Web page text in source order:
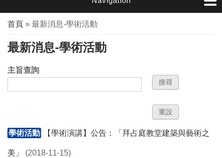
您在這裡
首頁 » 最新消息-學術活動
最新消息-學術活動
主旨查詢
學術活動 【學術演講】公告：「拜占庭教堂建築與藝術之
美」 (2018-11-15)